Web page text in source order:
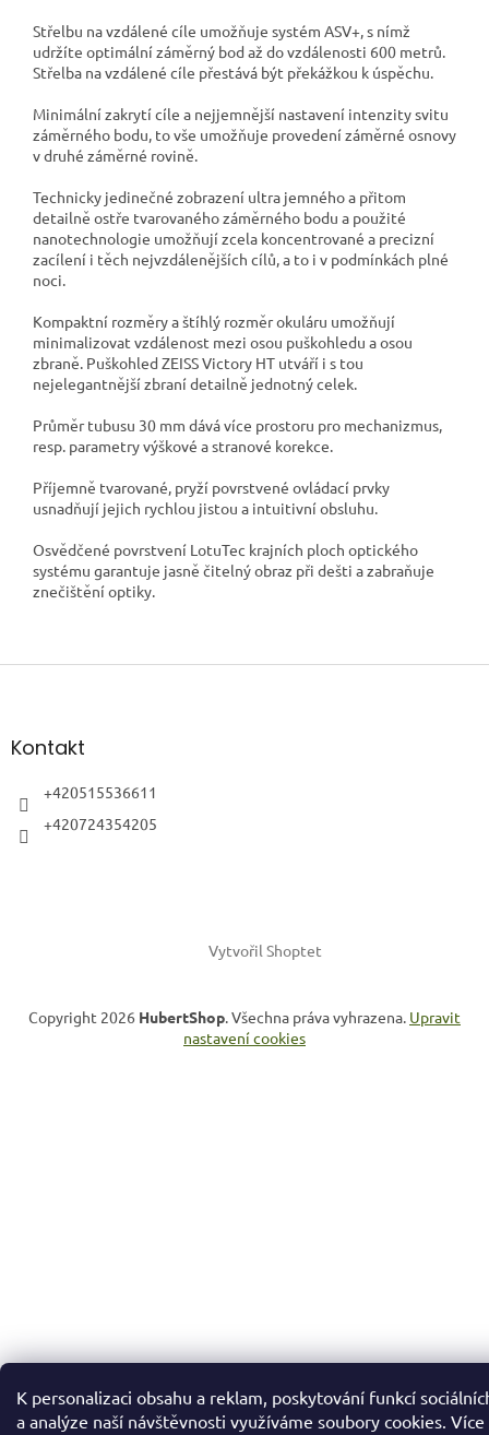
K personalizaci obsahu a reklam, poskytování funkcí
a analýze naší návštěvnosti využíváme soubory cookies. Více
Střelbu na vzdálené cíle umožňuje systém ASV+, s nímž
udržíte optimální záměrný bod až do vzdálenosti 600 metrů.
Střelba na vzdálené cíle přestává být překážkou k úspěchu.
Minimální zakrytí cíle a nejjemnější nastavení intenzity svitu
záměrného bodu, to vše umožňuje provedení záměrné osnovy
v druhé záměrné rovině.
Technicky jedinečné zobrazení ultra jemného a přitom
detailně ostře tvarovaného záměrného bodu a použité
nanotechnologie umožňují zcela koncentrované a precizní
zacílení i těch nejvzdálenějších cílů, a to i v podmínkách plné
noci.
Kompaktní rozměry a štíhlý rozměr okuláru umožňují
minimalizovat vzdálenost mezi osou puškohledu a osou
zbraně. Puškohled ZEISS Victory HT utváří i s tou
nejelegantnější zbraní detailně jednotný celek.
Průměr tubusu 30 mm dává více prostoru pro mechanizmus,
resp. parametry výškové a stranové korekce.
Příjemně tvarované, pryží povrstvené ovládací prvky
usnadňují jejich rychlou jistou a intuitivní obsluhu.
Osvědčené povrstvení LotuTec krajních ploch optického
systému garantuje jasně čitelný obraz při dešti a zabraňuje
znečištění optiky.
Z
aKontakt
+420515536611
+420724354205
Vytvořil Shoptet
Copyright 2026 HubertShop. Všechna práva vyhrazena. Upravit
nastavení cookies